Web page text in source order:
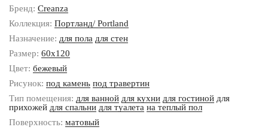
Бренд: Creanza
Коллекция: Портланд/ Portland
Назначение: для пола для стен
Размер: 60x120
Цвет: бежевый
Рисунок: под камень под травертин
Тип помещения: для ванной для кухни для гостиной для
прихожей для спальни для туалета на теплый пол
Поверхность: матовый